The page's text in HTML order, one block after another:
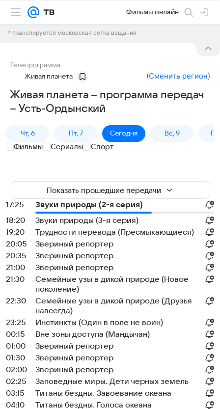
Фильмы онлайн
* транслируется московская сетка вещания
Телепрограмма
Живая планета (Сменить регион)
Живая планета – программа передач
– Усть-Ордынский
Чт, 6 Пт, 7 Сегодня Вс, 9
Фильмы Сериалы Спорт
Показать прошедшие передачи
17:25
Звуки природы (2-я серия)
18:20
Звуки природы (3-я серия)
19:20
Трудности перевода (Пресмыкающиеся)
20:05
Звериный репортер
20:35
Звериный репортер
21:00
Звериный репортер
21:30
Семейные узы в дикой природе (Новое
поколение)
22:30
Семейные узы в дикой природе (Друзья
навсегда)
23:25
Инстинкты (Один в поле не воин)
00:15
Вне зоны доступа (Мандычан)
01:00
Звериный репортер
01:30
Звериный репортер
02:00
Звериный репортер
02:25
Заповедные миры. Дети черных земель
03:15
Титаны бездны. Завоевание океана
04:10
Титаны бездны. Голоса океана